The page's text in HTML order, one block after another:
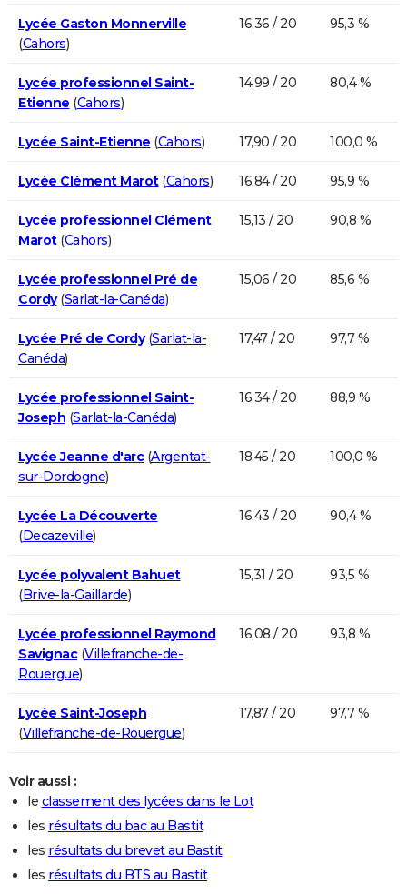
Lycée Gaston Monnerville
(Cahors)
16,36 / 20 95,3 %
Lycée professionnel Saint-
Etienne (Cahors)
14,99 / 20 80,4 %
Lycée Saint-Etienne (Cahors) 17,90 / 20 100,0 %
Lycée Clément Marot(Cahors) 16,84 / 20 95,9 %
Lycée professionnel Clément
Marot(Cahors)
15,13 / 20 90,8 %
Lycée professionnel Pré de
Cordy(Sarlat-la-Canéda)
15,06 / 20 85,6 %
Lycée Pré de Cordy(Sarlat-la-
Canéda)
17,47 / 20 97,7 %
Lycée professionnel Saint-
Joseph (Sarlat-la-Canéda)
16,34 / 20 88,9 %
Lycée Jeanne d'arc(Argentat-
sur-Dordogne)
18,45 / 20 100,0 %
Lycée La Découverte
(Decazeville)
16,43 / 20 90,4 %
Lycée polyvalent Bahuet
(Brive-la-Gaillarde)
15,31 / 20 93,5 %
Lycée professionnel Raymond
Savignac(Villefranche-de-
Rouergue)
16,08 / 20 93,8 %
Lycée Saint-Joseph
(Villefranche-de-Rouergue)
17,87 / 20 97,7 %
Voir aussi :
le classement des lycées dans le Lot
les résultats du bac au Bastit
les résultats du brevet au Bastit
les résultats du BTS au Bastit